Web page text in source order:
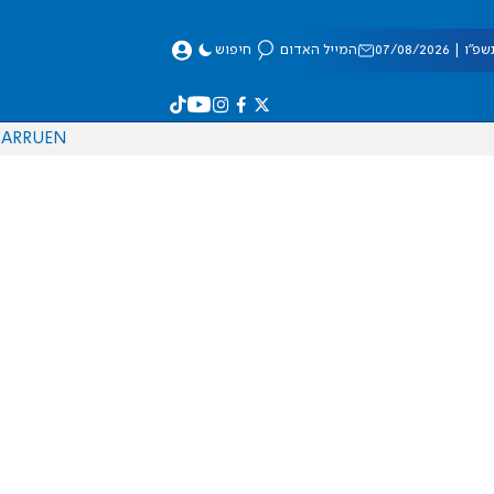
08/2026 המייל האדום חיפוש
EN
RU
AR